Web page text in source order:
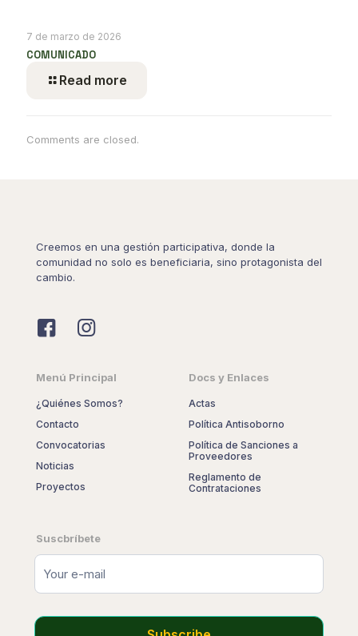
7 de marzo de 2026
COMUNICADO
Read more
Comments are closed.
Creemos en una gestión participativa, donde la
comunidad no solo es beneficiaria, sino protagonista del
cambio.
Menú Principal
¿Quiénes Somos?
Contacto
Convocatorias
Noticias
Proyectos
Docs y Enlaces
Actas
Política Antisoborno
Política de Sanciones a
Proveedores
Reglamento de
Contrataciones
Suscbríbete